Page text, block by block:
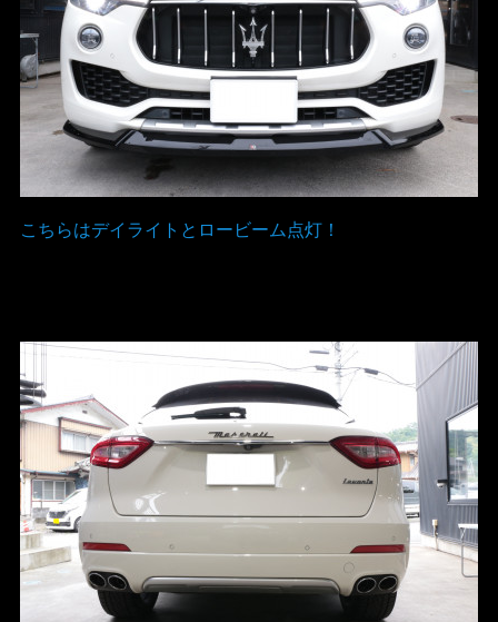
こちらはデイライトとロービーム点灯！